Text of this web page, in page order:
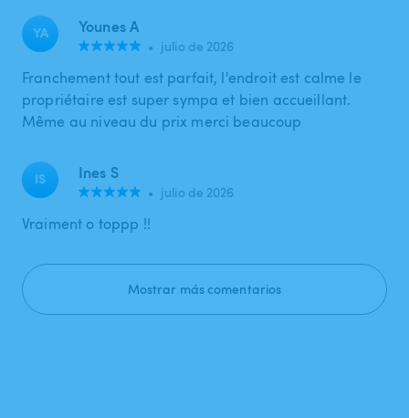
YA Younes A
• julio de 2026
Franchement tout est parfait, l'endroit est calme le
propriétaire est super sympa et bien accueillant.
Même au niveau du prix merci beaucoup
IS Ines S
• julio de 2026
Vraiment o toppp !!
Mostrar más comentarios